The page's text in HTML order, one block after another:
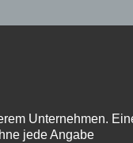
Unternehmen.
jede Angabe